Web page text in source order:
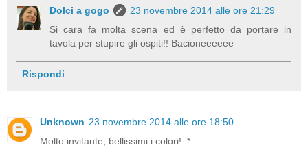
Dolci a gogo
23 novembre 2014 alle ore 21:29
Si cara fa molta scena ed è perfetto da portare in
tavola per stupire gli ospiti!! Bacioneeeeee
Rispondi
Unknown 23 novembre 2014 alle ore 18:50
Molto invitante, bellissimi i colori! :*